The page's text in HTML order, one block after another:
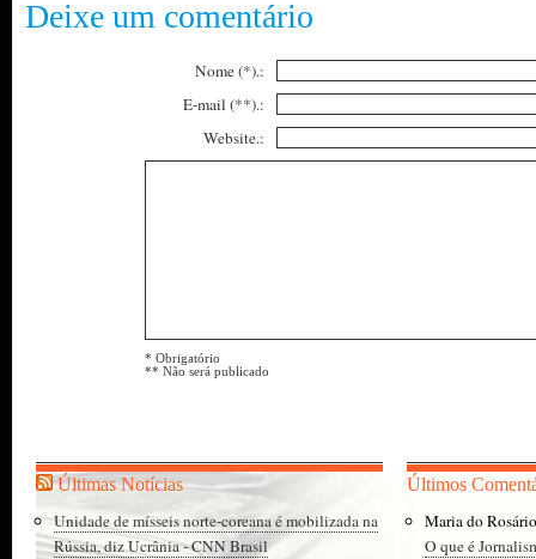
Deixe um comentário
Nome (*).:
E-mail (**).:
Website.:
* Obrigatório
** Não será publicado
Últimas Notícias
Unidade de mísseis norte-coreana é mobilizada na
Rússia, diz Ucrânia - CNN Brasil
Últimos
Maria do
O que é